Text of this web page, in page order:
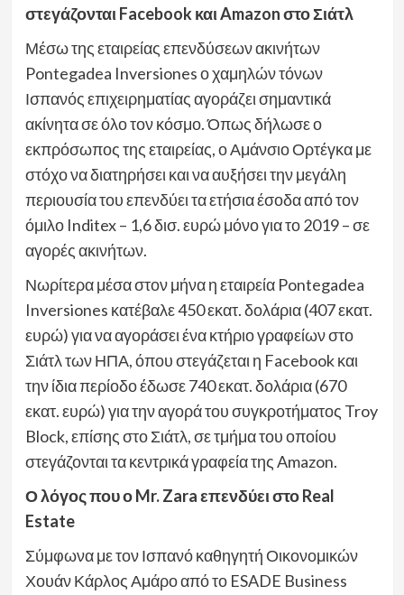
στεγάζονται Facebook και Amazon στο Σιάτλ
Μέσω της εταιρείας επενδύσεων ακινήτων
Pontegadea Inversiones ο χαμηλών τόνων
Ισπανός επιχειρηματίας αγοράζει σημαντικά
ακίνητα σε όλο τον κόσμο. Όπως δήλωσε ο
εκπρόσωπος της εταιρείας, ο Αμάνσιο Ορτέγκα με
στόχο να διατηρήσει και να αυξήσει την μεγάλη
περιουσία του επενδύει τα ετήσια έσοδα από τον
όμιλο Inditex – 1,6 δισ. ευρώ μόνο για το 2019 – σε
αγορές ακινήτων.
Νωρίτερα μέσα στον μήνα η εταιρεία Pontegadea
Inversiones κατέβαλε 450 εκατ. δολάρια (407 εκατ.
ευρώ) για να αγοράσει ένα κτήριο γραφείων στο
Σιάτλ των ΗΠΑ, όπου στεγάζεται η Facebook και
την ίδια περίοδο έδωσε 740 εκατ. δολάρια (670
εκατ. ευρώ) για την αγορά του συγκροτήματος Troy
Block, επίσης στο Σιάτλ, σε τμήμα του οποίου
στεγάζονται τα κεντρικά γραφεία της Amazon.
Ο λόγος που ο Mr. Zara επενδύει στο Real
Estate
Σύμφωνα με τον Ισπανό καθηγητή Οικονομικών
Χουάν Κάρλος Αμάρο από το ESADE Business